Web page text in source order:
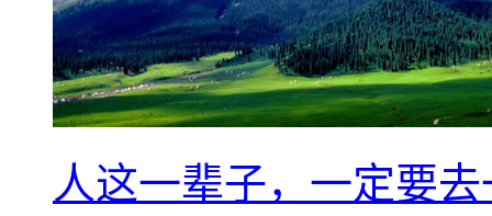
人这一辈子，一定要